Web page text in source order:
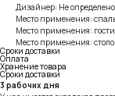
Дизайнер: Не определено
Место применения:
Место применения:
Место применения:
Сроки доставки
Оплата
Хранение товара
Сроки доставки
3 рабочих дня